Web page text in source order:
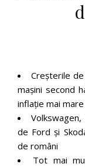
Creșterile
mașini second
inflație mai mare
de Ford și
de români
Tot mai